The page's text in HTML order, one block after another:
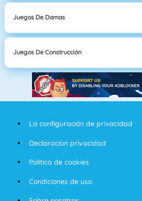
Juegos De Damas
Juegos De Construcción
La configuración de privacidad
Declaracion privacidad
Politica de cookies
Condiciones de uso